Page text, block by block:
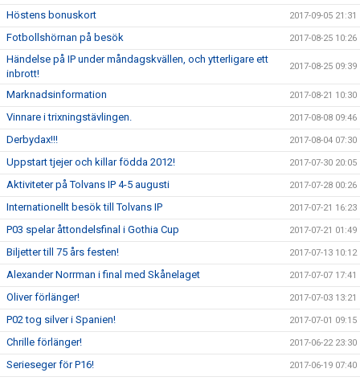
Höstens bonuskort 2017-09-05 21:31
Fotbollshörnan på besök 2017-08-25 10:26
Händelse på IP under måndagskvällen, och ytterligare ett
inbrott!
2017-08-25 09:39
Marknadsinformation 2017-08-21 10:30
Vinnare i trixningstävlingen. 2017-08-08 09:46
Derbydax!!! 2017-08-04 07:30
Uppstart tjejer och killar födda 2012! 2017-07-30 20:05
Aktiviteter på Tolvans IP 4-5 augusti 2017-07-28 00:26
Internationellt besök till Tolvans IP 2017-07-21 16:23
P03 spelar åttondelsfinal i Gothia Cup 2017-07-21 01:49
Biljetter till 75 års festen! 2017-07-13 10:12
Alexander Norrman i final med Skånelaget 2017-07-07 17:41
Oliver förlänger! 2017-07-03 13:21
P02 tog silver i Spanien! 2017-07-01 09:15
Chrille förlänger! 2017-06-22 23:30
Serieseger för P16! 2017-06-19 07:40